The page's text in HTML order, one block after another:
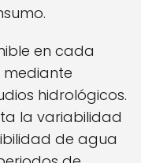
en cada
hidrológicos.
la variabilidad
de agua